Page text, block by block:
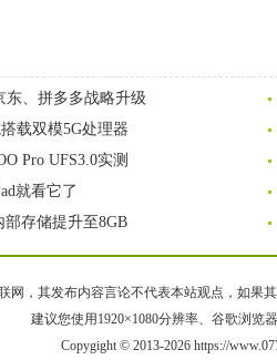
东、拼多多战略升级
载双模5G处理器
Pro UFS3.0实测
就看它了
部存储提升至8GB
网，其发布内容言论不代表本站观点，如果
建议您使用1920×1080分辨率、谷歌浏览
Copygight © 2013-2026 https://